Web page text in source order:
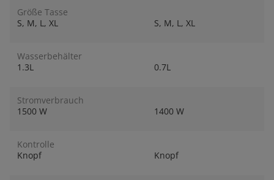
Größe Tasse
S, M, L, XL
S, M, L, XL
Wasserbehälter
1.3L
0.7L
Stromverbrauch
1500 W
1400 W
Kontrolle
Knopf
Knopf